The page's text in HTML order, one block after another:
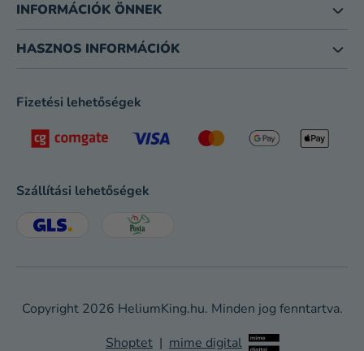
INFORMÁCIÓK ÖNNEK
HASZNOS INFORMÁCIÓK
Fizetési lehetőségek
Szállítási lehetőségek
Shoptet | mime digital
Copyright 2026 HeliumKing.hu. Minden jog fenntartva.